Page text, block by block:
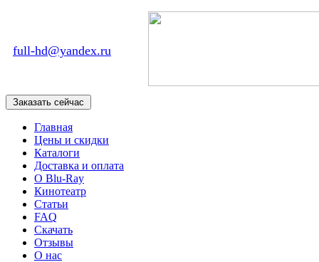
full-hd@yandex.ru
Главная
Цены и скидки
Каталоги
Доставка и оплата
О Blu-Ray
Кинотеатр
Статьи
FAQ
Скачать
Отзывы
О нас